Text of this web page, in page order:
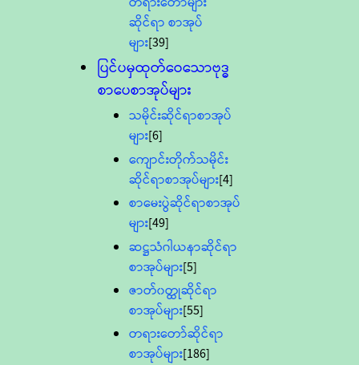
ဆိုင်ရာ စာအုပ်
များ[39]
ပြင်ပမှထုတ်ဝေသောဗုဒ္ဓ
စာပေစာအုပ်များ
သမိုင်းဆိုင်ရာစာအုပ်
များ[6]
ကျောင်းတိုက်သမိုင်း
ဆိုင်ရာစာအုပ်များ[4]
စာမေးပွဲဆိုင်ရာစာအုပ်
များ[49]
ဆဋ္ဌသံဂါယနာဆိုင်ရာ
စာအုပ်များ[5]
ဇာတ်၀တ္ထုဆိုင်ရာ
စာအုပ်များ[55]
တရားတော်ဆိုင်ရာ
စာအုပ်များ[186]